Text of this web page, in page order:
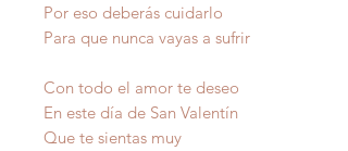
Por eso deberás cuidarlo
Para que nunca vayas a sufrir
Con todo el amor te deseo
En este día de San Valentín
Que te sientas muy